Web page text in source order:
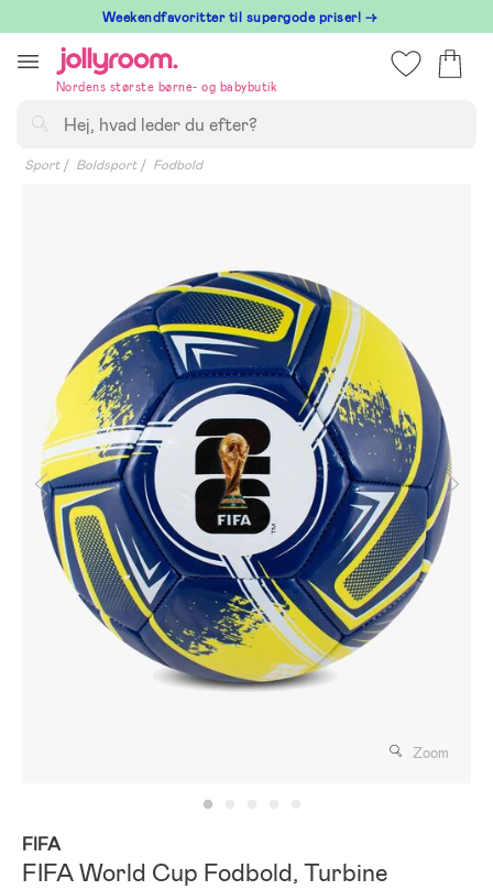
till
innehållet
⁠ Weekendfavoritter til supergode priser! →
Nordens største børne- og babybutik
Sport Boldsport Fodbold
Zoom
FIFA
FIFA World Cup Fodbold, Turbine